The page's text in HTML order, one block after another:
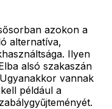
azokon a
alternatíva,
Ilyen
alsó szakaszán
vannak
például a